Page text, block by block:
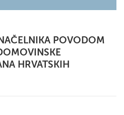
POVODOM
HRVATSKIH